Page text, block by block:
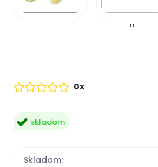
‹›
skladom
0x
Skladom: